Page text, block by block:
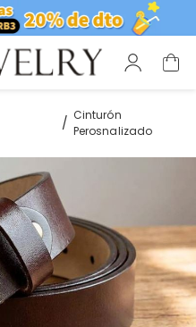
Cinturón
Perosnalizado